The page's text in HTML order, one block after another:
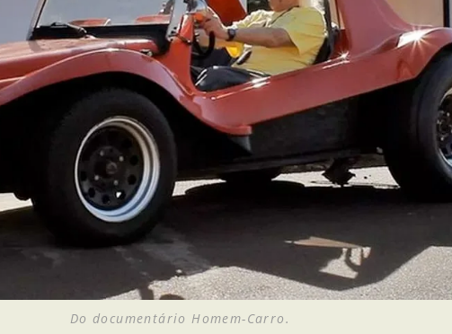
Do documentário Homem-Carro.